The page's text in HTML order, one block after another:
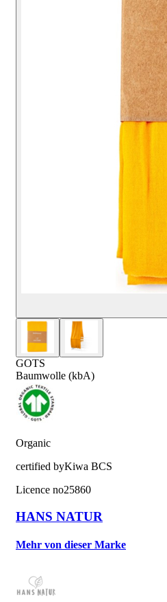
GOTS
Baumwolle (kbA)
Organic
certified byKiwa BCS
Licence no25860
HANS NATUR
Mehr von dieser Marke